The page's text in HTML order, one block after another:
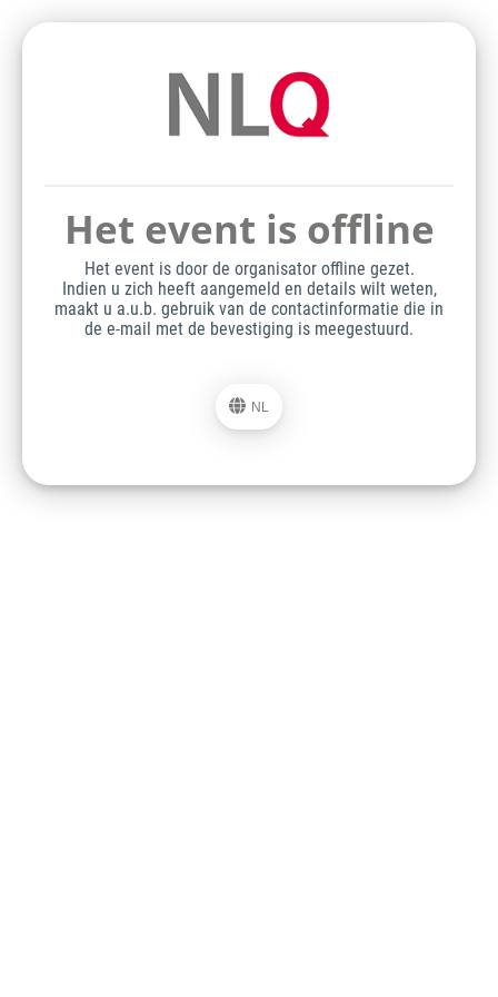
Het event is offline
Het event is door de organisator offline gezet.
Indien u zich heeft aangemeld en details wilt weten,
maakt u a.u.b. gebruik van de contactinformatie die in
de e-mail met de bevestiging is meegestuurd.
NL